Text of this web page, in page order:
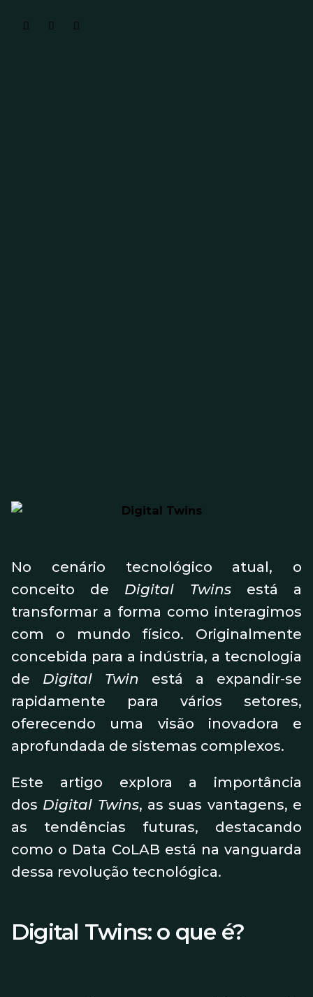
No cenário tecnológico atual, o
conceito de Digital Twinsestá a
transformar a forma como interagimos
com o mundo físico. Originalmente
concebida para a indústria, a tecnologia
de Digital Twin está a expandir-se
rapidamente para vários setores,
oferecendo uma visão inovadora e
aprofundada de sistemas complexos.
Este artigo explora a importância
dos Digital Twins, as suas vantagens, e
as tendências futuras, destacando
como o Data CoLAB está na vanguarda
dessa revolução tecnológica.
Digital Twins: o que é?